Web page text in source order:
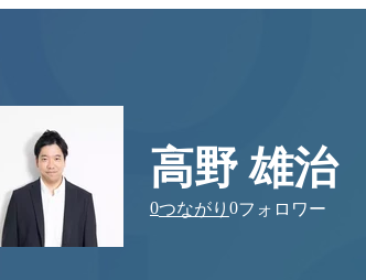
高野 雄治
0つながり 0フォロワー